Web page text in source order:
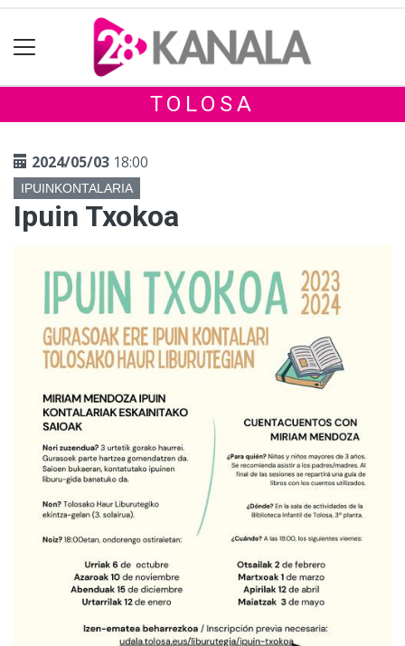
TOLOSA
2024/05/03 18:00
IPUINKONTALARIA
Ipuin Txokoa